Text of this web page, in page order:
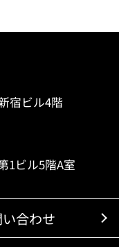
宿ビル4階
1ビル5階A室
合わせ